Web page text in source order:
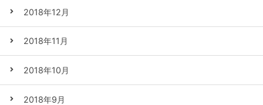
2018年12月
2018年11月
2018年10月
2018年9月